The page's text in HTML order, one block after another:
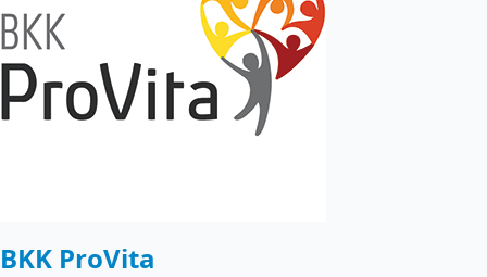
BKK ProVita